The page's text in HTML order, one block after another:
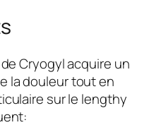
Cryogyl acquire un
la douleur tout en
sur le lengthy